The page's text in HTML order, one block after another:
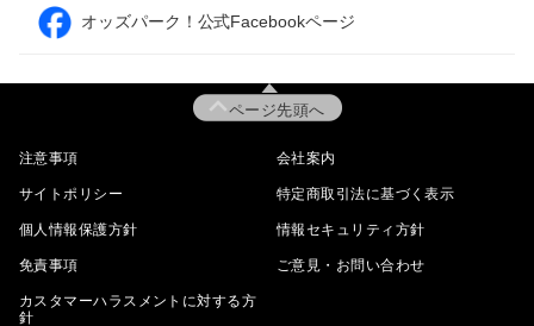
オッズパーク！公式Facebookページ
ページ先頭へ
注意事項 会社案内
サイトポリシー 特定商取引法に基づく表示
個人情報保護方針 情報セキュリティ方針
免責事項 ご意見・お問い合わせ
カスタマーハラスメントに対する方
針